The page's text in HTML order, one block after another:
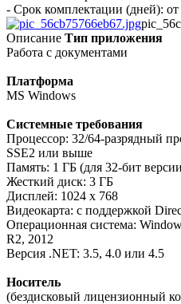
- Срок комплектации (дней): от
Описание Тип приложения
Работа с документами
Платформа
MS Windows
Системные требования
Процессор: 32/64-разрядный
SSE2 или выше
Память: 1 ГБ (для 32-бит
Жесткий диск: 3 ГБ
Дисплей: 1024 x 768
Видеокарта: с поддержкой
Операционная система:
R2, 2012
Версия .NET: 3.5, 4.0 или 4.5
Носитель
(бездисковый лицензионный